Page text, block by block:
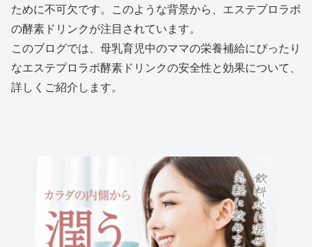
ために不可欠です。このような背景から、エステプロラボ
の酵素ドリンクが注目されています。
このブログでは、母乳育児中のママの栄養補給にぴったり
なエステプロラボ酵素ドリンクの安全性と効果について、
詳しくご紹介します。